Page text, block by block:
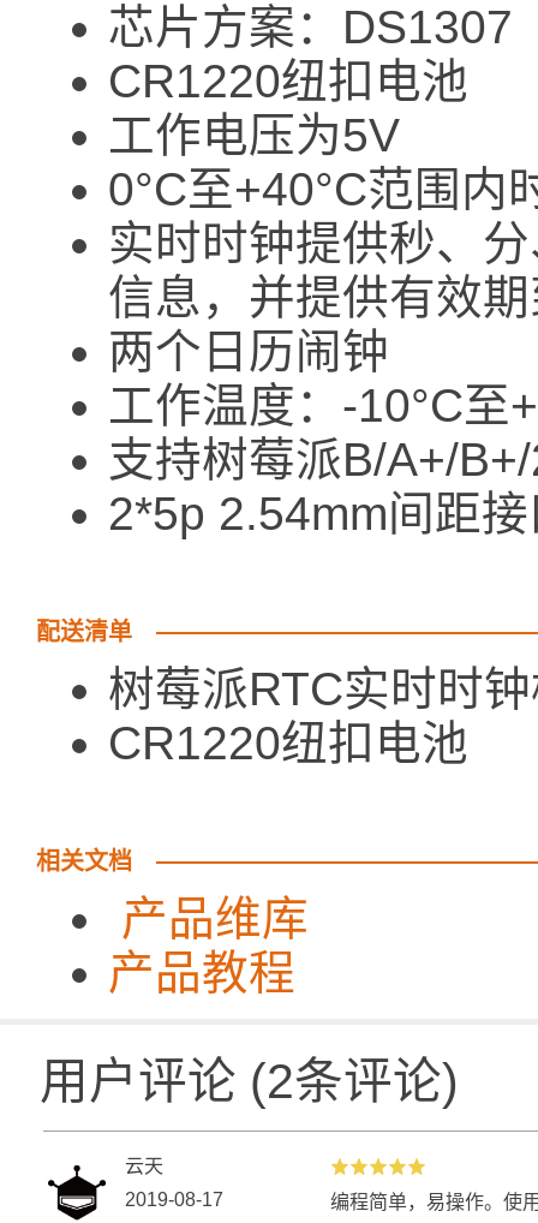
芯片方案：DS1307
CR1220纽扣电池
工作电压为5V
0°C至+40°C范围内
实时时钟提供秒、
信息，并提供有效
两个日历闹钟
工作温度：-10°C至
支持树莓派B/A+/
2*5p 2.54mm间距
配送清单
树莓派RTC实
CR1220纽扣电池
相关文档
产品维库
产品教程
用户评论 (2条评论)
云天
2019-08-17
编程简单，易操作。使